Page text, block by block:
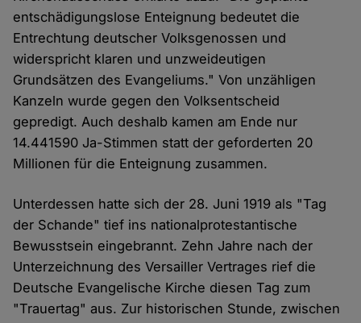
entschädigungslose Enteignung bedeutet die
Entrechtung deutscher Volksgenossen und
widerspricht klaren und unzweideutigen
Grundsätzen des Evangeliums." Von unzähligen
Kanzeln wurde gegen den Volksentscheid
gepredigt. Auch deshalb kamen am Ende nur
14.441590 Ja-Stimmen statt der geforderten 20
Millionen für die Enteignung zusammen.
Unterdessen hatte sich der 28. Juni 1919 als "Tag
der Schande" tief ins nationalprotestantische
Bewusstsein eingebrannt. Zehn Jahre nach der
Unterzeichnung des Versailler Vertrages rief die
Deutsche Evangelische Kirche diesen Tag zum
"Trauertag" aus. Zur historischen Stunde, zwischen